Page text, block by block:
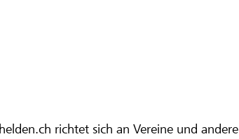
richtet sich an Vereine und andere